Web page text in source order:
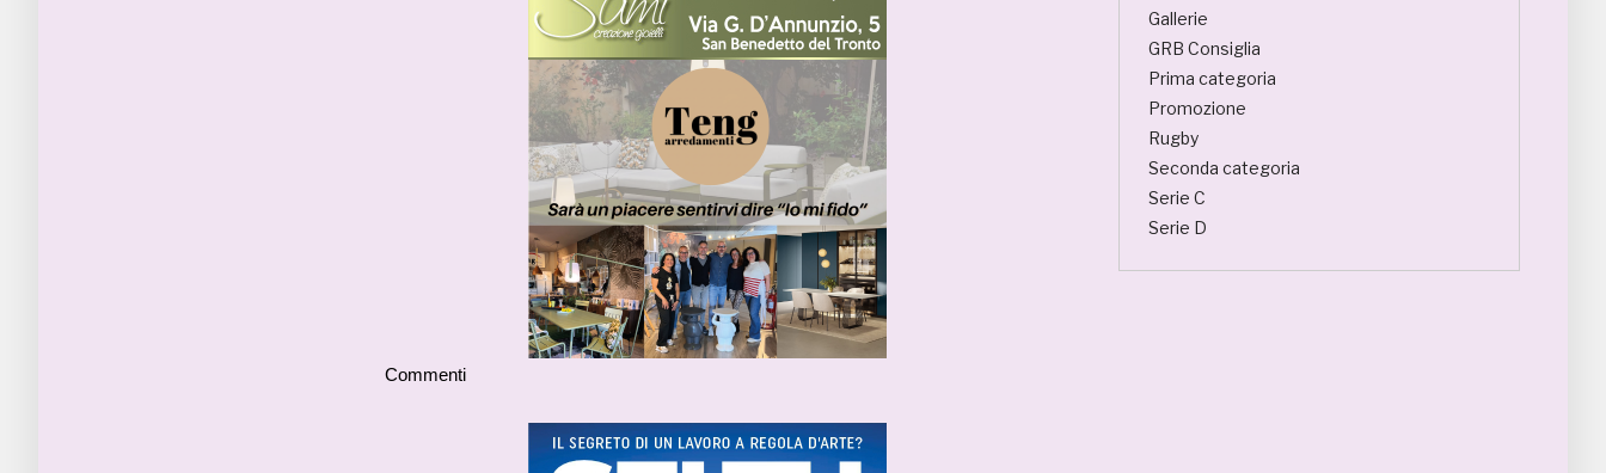
Commenti
Gallerie
GRB Consiglia
Prima categoria
Promozione
Rugby
Seconda categoria
Serie C
Serie D